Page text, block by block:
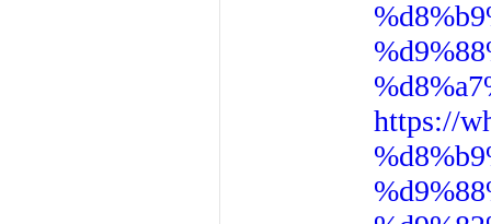
https://